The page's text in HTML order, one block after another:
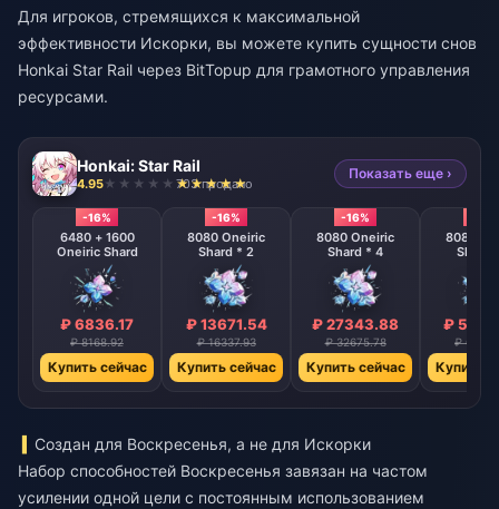
Для игроков, стремящихся к максимальной
эффективности Искорки, вы можете купить сущности снов
Honkai Star Rail через BitTopup для грамотного управления
ресурсами.
Honkai: Star Rail
4.95 703 продано
Показать еще ›
-16%
6480 + 1600
Oneiric Shard
₽ 6836.17
₽ 8168.92
Купить сейчас
-16%
8080 Oneiric
Shard * 2
₽ 13671.54
₽ 16337.93
Купить сейчас
-16%
8080 Oneiric
Shard * 4
₽ 27343.88
₽ 32675.78
Купить сейчас
8080
Shard
₽
₽
Купить
Создан для Воскресенья, а не для Искорки
Набор способностей Воскресенья завязан на частом
усилении одной цели с постоянным использованием